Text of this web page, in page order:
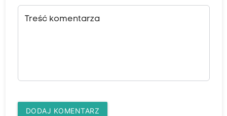
Treść komentarza
DODAJ KOMENTARZ